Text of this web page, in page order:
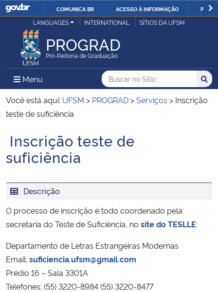
IR
O
COMUNICA BR ACESSO À INFORMAÇÃO
Ministério da Justiça e Segurança Pública
Ministério da Defesa
Ministério das Relações Exteriores
Ministério da Infraestrutura
Ministério da Cidadania
Ministério da Saúde
Ministério de Minas e Energia
LANGUAGES INTERNATIONAL SÍTIOS DA UFSM
PROGRAD
Pró-Reitoria de Graduação
Menu Menu Principal do Sítio
Busca
Buscar no no Sítio
Busca:
Você está aqui: UFSM > PROGRAD >Serviços > Inscrição
teste de suficiência
Início do conteúdo
Inscrição teste de
suficiência
Descrição
O processo de inscrição é todo coordenado pela
secretaria do Teste de Suficiência, no site do TESLLE:
Departamento de Letras Estrangeiras Modernas
Email: suficiencia.ufsm@gmail.com
Prédio 16 – Sala 3301A
Telefones: (55) 3220-8984 (55) 3220-8477